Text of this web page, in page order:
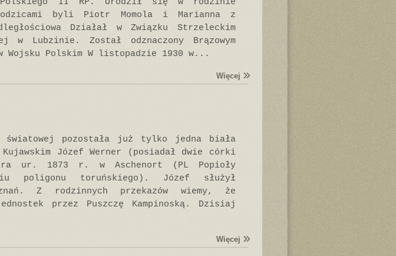
byli Piotr Momola i Marianna z
Działał w Związku Strzeleckim
Lubzinie. Został odznaczony Brązowym
Wojsku Polskim W listopadzie 1930 w...
Więcej
światowej pozostała już tylko jedna biała
Józef Werner (posiadał dwie córki
ur. 1873 r. w Aschenort (PL Popioły
poligonu toruńskiego). Józef służył
Z rodzinnych przekazów wiemy, że
przez Puszczę Kampinoską. Dzisiaj
Więcej